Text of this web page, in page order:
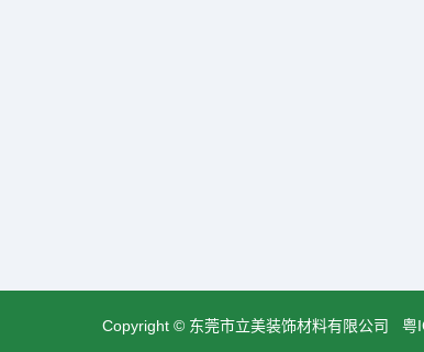
Copyright © 东莞市立美装饰材料有限公司 粤